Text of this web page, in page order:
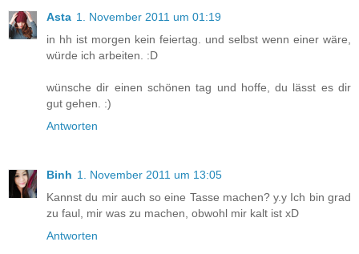
Asta 1. November 2011 um 01:19
in hh ist morgen kein feiertag. und selbst wenn einer wäre,
würde ich arbeiten. :D
wünsche dir einen schönen tag und hoffe, du lässt es dir
gut gehen. :)
Antworten
Binh 1. November 2011 um 13:05
Kannst du mir auch so eine Tasse machen? y.y Ich bin grad
zu faul, mir was zu machen, obwohl mir kalt ist xD
Antworten